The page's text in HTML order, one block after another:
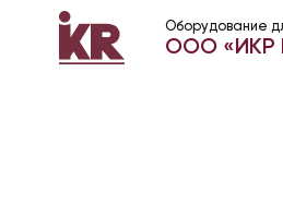
Оборудование
ООО «ИКР